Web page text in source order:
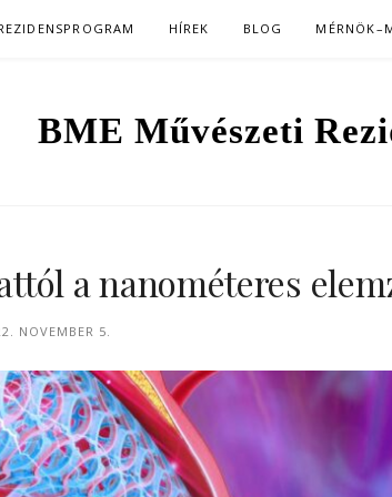
HÍREK BLOG
BME Művészeti
a nanométeres
NOVEMBER 5.